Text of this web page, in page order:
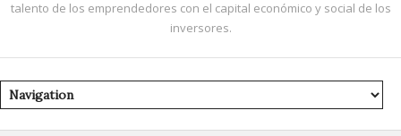
talento de los emprendedores con el capital económico y social de los
inversores.